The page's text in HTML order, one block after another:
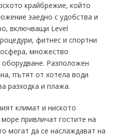
крайбрежие, който
заедно с удобства и
включващи Level
фитнес и спортни
множество
Разположен
пътят от хотела води
разходка и плажа.
климат и ниското
привличат гостите на
могат да се наслаждават на